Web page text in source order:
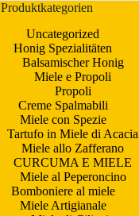
Produktkategorien
Uncategorized
Honig Spezialitäten
Balsamischer Honig
Miele e Propoli
Propoli
Creme Spalmabili
Miele con Spezie
Tartufo in Miele di Acacia
Miele allo Zafferano
CURCUMA E MIELE
Miele al Peperoncino
Bomboniere al miele
Miele Artigianale